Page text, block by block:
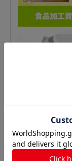
N式箱（身フタ